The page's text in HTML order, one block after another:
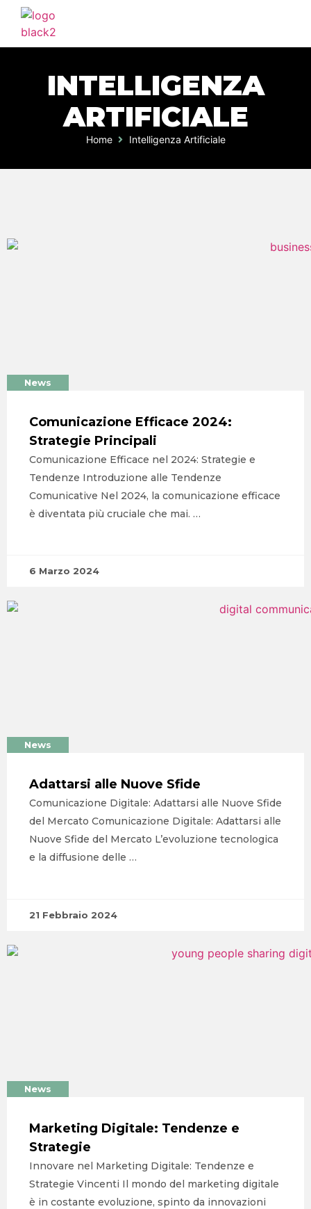
INTELLIGENZA
ARTIFICIALE
Home Intelligenza Artificiale
News
Comunicazione Efficace 2024:
Strategie Principali
Comunicazione Efficace nel 2024: Strategie e
Tendenze Introduzione alle Tendenze
Comunicative Nel 2024, la comunicazione efficace
è diventata più cruciale che mai. …
6 Marzo 2024
News
Adattarsi alle Nuove Sfide
Comunicazione Digitale: Adattarsi alle Nuove Sfide
del Mercato Comunicazione Digitale: Adattarsi alle
Nuove Sfide del Mercato L’evoluzione tecnologica
e la diffusione delle …
21 Febbraio 2024
News
Marketing Digitale: Tendenze e
Strategie
Innovare nel Marketing Digitale: Tendenze e
Strategie Vincenti Il mondo del marketing digitale
è in costante evoluzione, spinto da innovazioni